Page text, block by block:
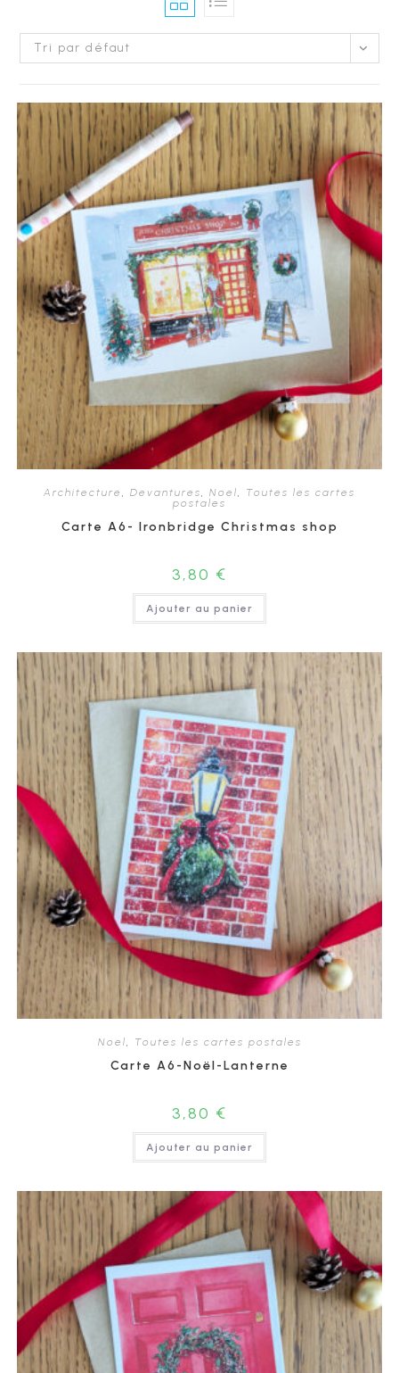
Tri par défaut
Architecture Devantures Noel
Toutes les cartes
postales
Carte A6- Ironbridge Christmas shop
3,80 €
Ajouter au panier
Noel, Toutes les cartes postales
Carte A6-Noël-Lanterne
3,80 €
Ajouter au panier